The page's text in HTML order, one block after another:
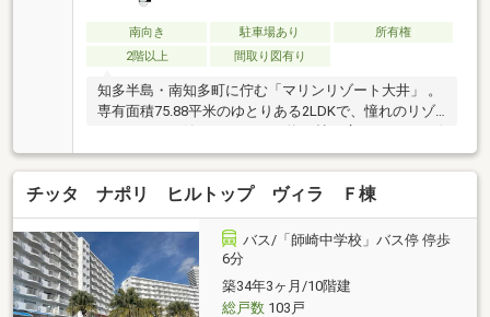
南向き 駐車場あり
所有権
2階以上
間取り図有り
知多半島・南知多町に佇む「マリンリゾート大井」 。
専有面積75.88平米のゆとりある2LDKで、憧れのリゾ
ングダイニングは、ご家族や友人が集まってもゆった
りくつろげる空間です 。3ヶ所に設けられたバルコニ
ーからは心地よい風が吹き込み、出窓が空間にさらな
る開放感をもたらします 。8帖の和室もあり、波音を
感じながらのリラックスタイムに最適です 。週末のセ
カンドハウスやワーケーションの拠点として、自然豊
かな環境でのびのび暮らしたい方にぜひおすすめした
い一室です。
チッタ ナポリ ヒルトップ ヴィラ Ｆ棟
バス/「師崎中学校」バス停 停歩
6分
築34年3ヶ月/10階建
総戸数103戸